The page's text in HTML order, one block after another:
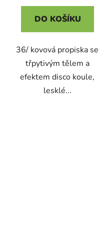
DO KOŠÍKU
36/ kovová propiska se
třpytivým tělem a
efektem disco koule,
lesklé...